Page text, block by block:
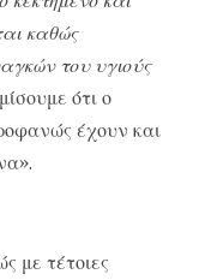
καθώς
του υγιούς
ότι ο
έχουν και
με τέτοιες